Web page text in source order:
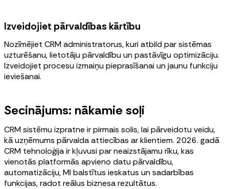
Izveidojiet pārvaldības kārtību
Nozīmējiet CRM administratorus, kuri atbild par sistēmas
uzturēšanu, lietotāju pārvaldību un pastāvīgu optimizāciju.
Izveidojiet procesu izmaiņu pieprasīšanai un jaunu funkciju
ieviešanai.
Secinājums: nākamie soļi
CRM sistēmu izpratne ir pirmais solis, lai pārveidotu veidu,
kā uzņēmums pārvalda attiecības ar klientiem. 2026. gadā
CRM tehnoloģija ir kļuvusi par neaizstājamu rīku, kas
vienotās platformās apvieno datu pārvaldību,
automatizāciju, MI balstītus ieskatus un sadarbības
funkcijas, radot reālus biznesa rezultātus.